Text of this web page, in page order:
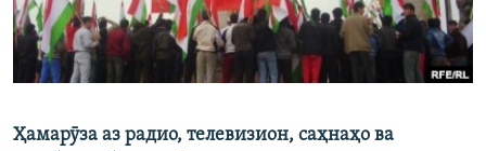
Ҳамаи сомонаҳои RFE/RL
Ҳамарӯза аз радио, телевизион, саҳнаҳо ва